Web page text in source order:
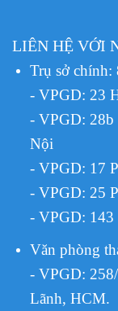
LIÊN HỆ VỚI
Trụ sở
- VPGD: 23
- VPGD: 28b
Nội
- VPGD: 17
- VPGD: 25
- VPGD: 143
Văn phòng
- VPGD:
Lãnh, HCM.